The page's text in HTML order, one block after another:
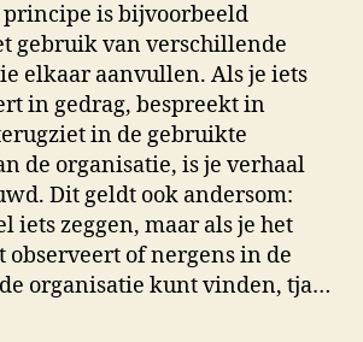
is bijvoorbeeld
gebruik van verschillende
elkaar aanvullen. Als je iets
in gedrag, bespreekt in
in de gebruikte
de organisatie, is je verhaal
Dit geldt ook andersom:
iets zeggen, maar als je het
observeert of nergens in de
organisatie kunt vinden, tja…